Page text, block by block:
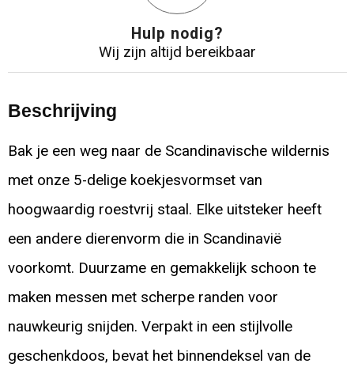
Hulp nodig?
Wij zijn altijd bereikbaar
Beschrijving
Bak je een weg naar de Scandinavische wildernis
met onze 5-delige koekjesvormset van
hoogwaardig roestvrij staal. Elke uitsteker heeft
een andere dierenvorm die in Scandinavië
voorkomt. Duurzame en gemakkelijk schoon te
maken messen met scherpe randen voor
nauwkeurig snijden. Verpakt in een stijlvolle
geschenkdoos, bevat het binnendeksel van de